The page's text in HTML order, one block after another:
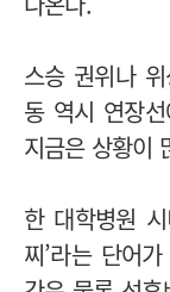
스승 권위나
동 역시 연장
지금은 상황이
한 대학병원
찌’라는 단어